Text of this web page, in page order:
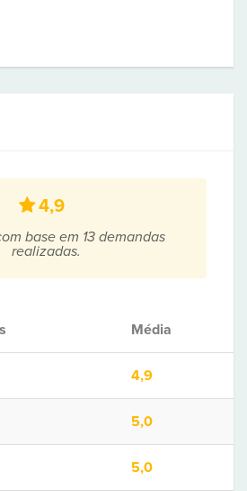
4,9
base em 13 demandas
realizadas.
Média
4,9
5,0
5,0